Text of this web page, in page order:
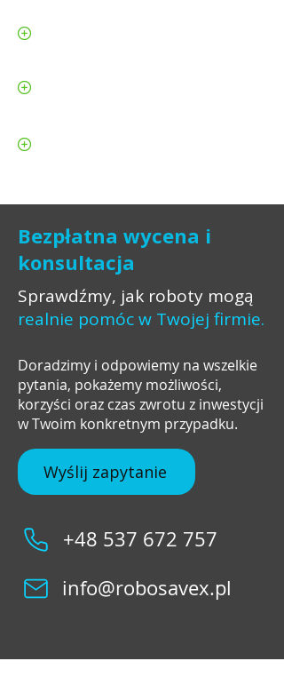
Bezpłatna wycena i
konsultacja
Sprawdźmy, jak roboty mogą
realnie pomóc w Twojej firmie.
Doradzimy i odpowiemy na wszelkie
pytania, pokażemy możliwości,
korzyści oraz czas zwrotu z inwestycji
w Twoim konkretnym przypadku.
Wyślij zapytanie
+48 537 672 757
info@robosavex.pl